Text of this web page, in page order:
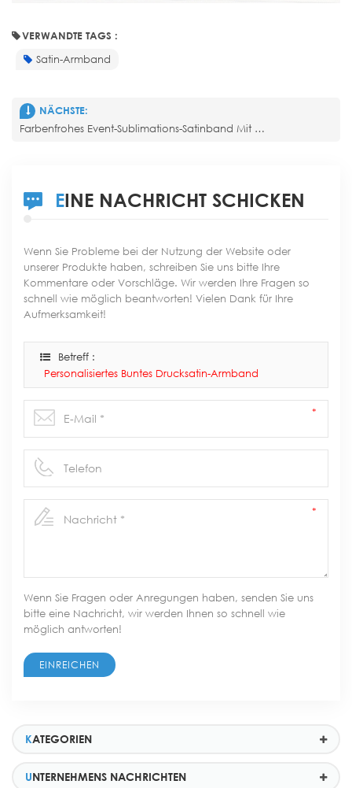
VERWANDTE TAGS :
Satin-Armband
NÄCHSTE:
Farbenfrohes Event-Sublimations-Satinband Mit Wiederverwendbarem Schloss Vb 222
EINE NACHRICHT SCHICKEN
Wenn Sie Probleme bei der Nutzung der Website oder
unserer Produkte haben, schreiben Sie uns bitte Ihre
Kommentare oder Vorschläge. Wir werden Ihre Fragen so
schnell wie möglich beantworten! Vielen Dank für Ihre
Aufmerksamkeit!
Betreff :
Personalisiertes Buntes Drucksatin-Armband
Wenn Sie Fragen oder Anregungen haben, senden Sie uns
bitte eine Nachricht, wir werden Ihnen so schnell wie
möglich antworten!
KATEGORIEN
UNTERNEHMENS NACHRICHTEN